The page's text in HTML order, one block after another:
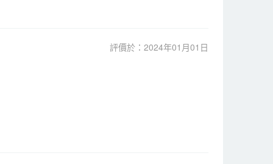
評價於：2024年01月01日